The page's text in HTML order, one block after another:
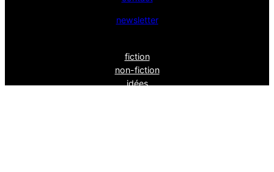
newsletter
fiction
non-fiction
idées